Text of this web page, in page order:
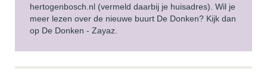
hertogenbosch.nl (vermeld daarbij je huisadres). Wil je
meer lezen over de nieuwe buurt De Donken? Kijk dan
op De Donken - Zayaz.